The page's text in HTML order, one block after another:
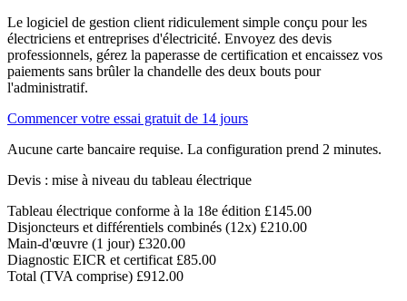
Le logiciel de gestion client ridiculement simple conçu pour les
électriciens et entreprises d'électricité. Envoyez des devis
professionnels, gérez la paperasse de certification et encaissez vos
paiements sans brûler la chandelle des deux bouts pour
l'administratif.
Commencer votre essai gratuit de 14 jours
Aucune carte bancaire requise. La configuration prend 2 minutes.
Devis : mise à niveau du tableau électrique
Tableau électrique conforme à la 18e édition £145.00
Disjoncteurs et différentiels combinés (12x) £210.00
Main-d'œuvre (1 jour) £320.00
Diagnostic EICR et certificat £85.00
Total (TVA comprise) £912.00